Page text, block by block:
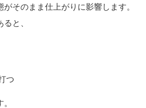
そのまま仕上がりに影響します。
と、
つ